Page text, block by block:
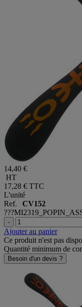
14,40 €
HT
17,28 € TTC
L'unité
Ref. CV152
-
Ajouter au panier
Ce produit n'est pas
Quantité minimum de
Besoin d'un devis ?